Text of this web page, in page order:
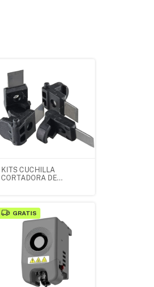
KITS CUCHILLA
CORTADORA DE
ORIGINAL X4 UNIDADES
20004637001
GRATIS